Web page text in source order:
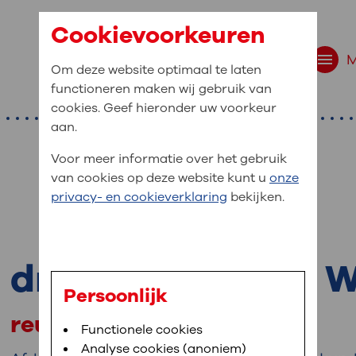
website navigatie
bent u naar op
Bloedafname,MijnOLVG,Digitalisering
medische gegevens
In MijnOLVG kunt u uw medische
het u uitkomt. OLVG breidt MijnOLVG
drs. W.F. van der
reumatoloog
Cookievoorkeuren
Om deze website optimaal te laten
functioneren maken wij gebruik van
cookies. Geef hieronder uw voorkeur
aan.
Voor meer informatie over het gebruik
van cookies op deze website kunt u onze
privacy- en cookieverklaring bekijken.
Persoonlijk
Functionele cookies
Analyse cookies (anoniem)